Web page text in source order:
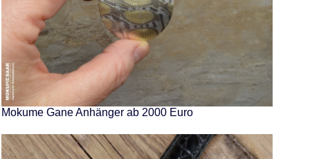
Mokume Gane Anhänger ab 2000 Euro